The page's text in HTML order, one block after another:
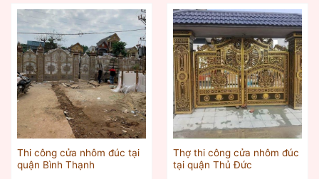
Thi công cửa nhôm đúc tại
quận Bình Thạnh
Thợ thi công cửa nhôm đúc
tại quận Thủ Đức